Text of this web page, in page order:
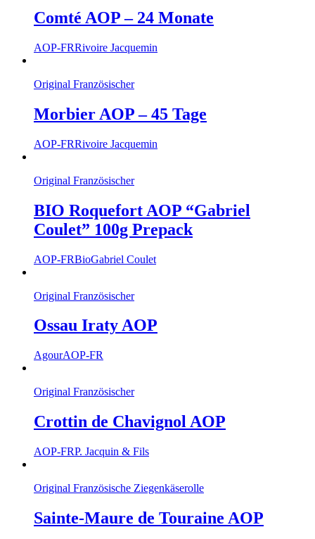
Comté AOP – 24 Monate
AOP-FRRivoire Jacquemin
Original Französischer
Morbier AOP – 45 Tage
AOP-FRRivoire Jacquemin
Original Französischer
BIO Roquefort AOP “Gabriel
Coulet” 100g Prepack
AOP-FRBioGabriel Coulet
Original Französischer
Ossau Iraty AOP
AgourAOP-FR
Original Französischer
Crottin de Chavignol AOP
AOP-FRP. Jacquin & Fils
Original Französische Ziegenkäserolle
Sainte-Maure de Touraine AOP